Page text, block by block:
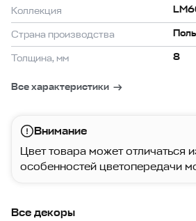
Коллекция
Страна производства
Толщина, мм 8
Все характеристики
Внимание
Цвет товара может отличаться
особенностей цветопередачи
Все декоры